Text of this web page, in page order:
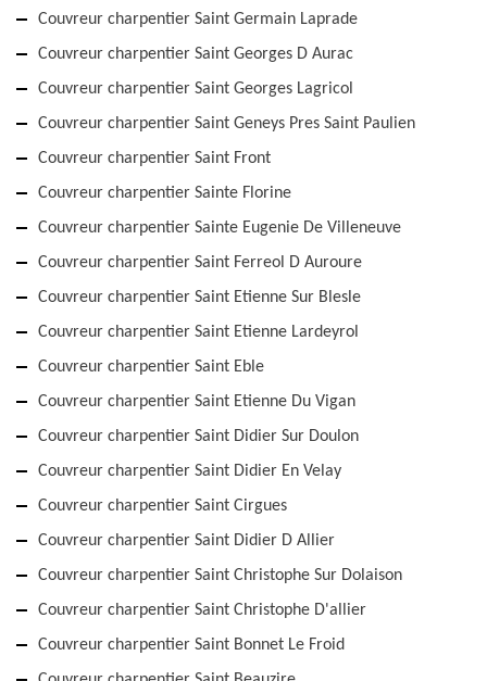
Couvreur charpentier Saint Germain Laprade
Couvreur charpentier Saint Georges D Aurac
Couvreur charpentier Saint Georges Lagricol
Couvreur charpentier Saint Geneys Pres Saint Paulien
Couvreur charpentier Saint Front
Couvreur charpentier Sainte Florine
Couvreur charpentier Sainte Eugenie De Villeneuve
Couvreur charpentier Saint Ferreol D Auroure
Couvreur charpentier Saint Etienne Sur Blesle
Couvreur charpentier Saint Etienne Lardeyrol
Couvreur charpentier Saint Eble
Couvreur charpentier Saint Etienne Du Vigan
Couvreur charpentier Saint Didier Sur Doulon
Couvreur charpentier Saint Didier En Velay
Couvreur charpentier Saint Cirgues
Couvreur charpentier Saint Didier D Allier
Couvreur charpentier Saint Christophe Sur Dolaison
Couvreur charpentier Saint Christophe D'allier
Couvreur charpentier Saint Bonnet Le Froid